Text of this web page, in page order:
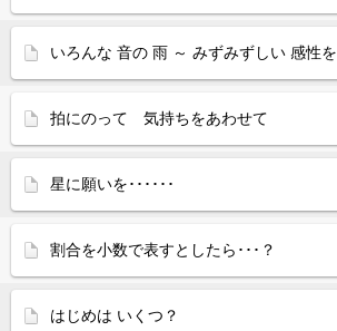
いろんな 音の 雨 ～ みずみずしい 感性を
拍にのって 気持ちをあわせて
星に願いを･･････
割合を小数で表すとしたら･･･？
はじめは いくつ？